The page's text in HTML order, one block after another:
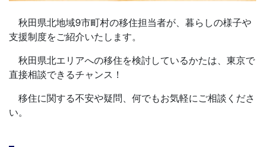
秋田県北地域9市町村の移住担当者が、暮らしの様子や
支援制度をご紹介いたします。
秋田県北エリアへの移住を検討しているかたは、東京で
直接相談できるチャンス！
移住に関する不安や疑問、何でもお気軽にご相談くださ
い。